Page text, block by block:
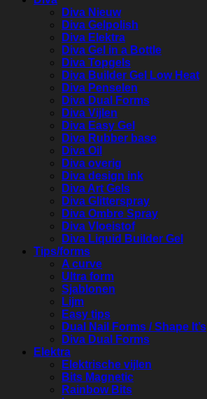
Diva Nieuw
Diva Gelpolish
Diva Elektra
Diva Gel in a Bottle
Diva Topgels
Diva Builder Gel Low Heat
Diva Penselen
Diva Dual Forms
Diva Vijlen
Diva Easy Gel
Diva Rubber base
Diva Oil
Diva overig
Diva design ink
Diva Art Gels
Diva Glitterspray
Diva Ombre Spray
Diva Vloeistof
Diva Liquid Builder Gel
Tips/forms
A curve
Ultra form
Sjablonen
Lijm
Easy tips
Dual Nail Forms / Shape It’s
Diva Dual Forms
Elektra
Elektrische vijlen
Bits Magnetic
Rainbow Bits